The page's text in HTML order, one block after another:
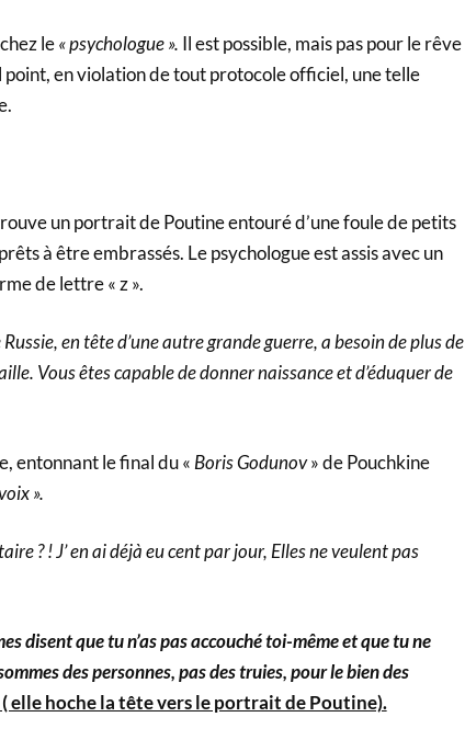
le« psychologue ». Il est possible, mais pas pour le rêve
point, en violation de tout protocole officiel, une telle
un portrait de Poutine entouré d’une foule de petits
à être embrassés. Le psychologue est assis avec un
de lettre « z ».
Russie, en tête d’une autre grande guerre, a besoin de plus de
Vous êtes capable de donner naissance et d’éduquer de
entonnant le final du « Boris Godunov» de Pouchkine
».
? ! J’ en ai déjà eu cent par jour, Elles ne veulent pas
disent que tu n’as pas accouché toi-même et que tu ne
des personnes, pas des truies, pour le bien des
( elle hoche la tête vers le portrait de Poutine).